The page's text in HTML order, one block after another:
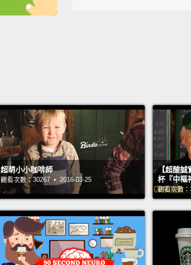
英
And that is my go-to drink.
我們還會被問「什麼是那堤？
牛奶，上頭有著綿密的奶泡。
What's the difference
那堤和卡布奇諾有什麼差別？
the difference between a
start with our espresso
only difference really is the
超萌小小咖啡師
觀看次數：30267 • 2016-03-25
【超酸誠
杯『中樞
觀看次數